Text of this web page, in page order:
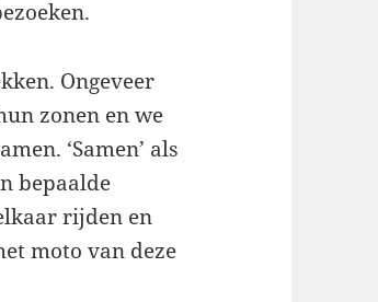
Ongeveer
zonen en we
‘Samen’ als
bepaalde
rijden en
moto van deze